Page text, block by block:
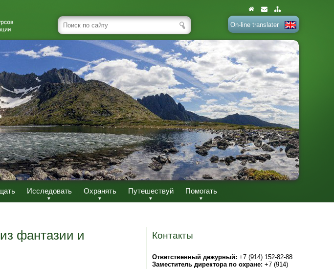
On-line translater
Исследовать Охранять Путешествуй Помогать
фантазии и
Контакты
Ответственный дежурный: +7 (914) 152-82-88
Заместитель директора по охране: +7 (914)